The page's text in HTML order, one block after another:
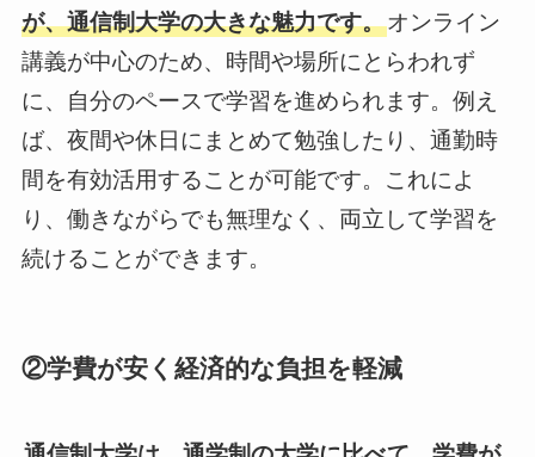
が、通信制大学の大きな魅力です。オンライン
講義が中心のため、時間や場所にとらわれず
に、自分のペースで学習を進められます。例え
ば、夜間や休日にまとめて勉強したり、通勤時
間を有効活用することが可能です。これによ
り、働きながらでも無理なく、両立して学習を
続けることができます。
②学費が安く経済的な負担を軽減